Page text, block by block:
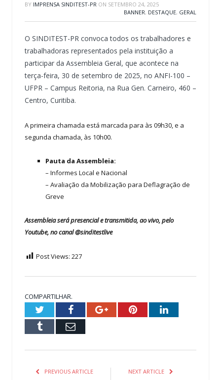
BY IMPRENSA SINDITEST-PR ON SETEMBRO 24, 2025
BANNER, DESTAQUE, GERAL
O SINDITEST-PR convoca todos os trabalhadores e
trabalhadoras representados pela instituição a
participar da Assembleia Geral, que acontece na
terça-feira, 30 de setembro de 2025, no ANFI-100 –
UFPR – Campus Reitoria, na Rua Gen. Carneiro, 460 –
Centro, Curitiba.
A primeira chamada está marcada para às 09h30, e a
segunda chamada, às 10h00.
Pauta da Assembleia:
– Informes Local e Nacional
– Avaliação da Mobilização para Deflagração de
Greve
Assembleia será presencial e transmitida, ao vivo, pelo
Youtube, no canal @sinditestlive
Post Views: 227
COMPARTILHAR.
TwitterFacebookGoogle+PinterestLinkedIn
Tumblr Email
PREVIOUS ARTICLE NEXT ARTICLE